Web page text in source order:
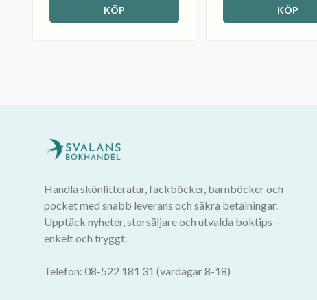
KÖP KÖP
Handla skönlitteratur, fackböcker, barnböcker och
pocket med snabb leverans och säkra betalningar.
Upptäck nyheter, storsäljare och utvalda boktips –
enkelt och tryggt.
Telefon: 08-522 181 31 (vardagar 8-18)